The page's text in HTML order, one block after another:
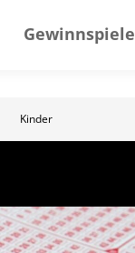
Gewinnspiele
Kinder